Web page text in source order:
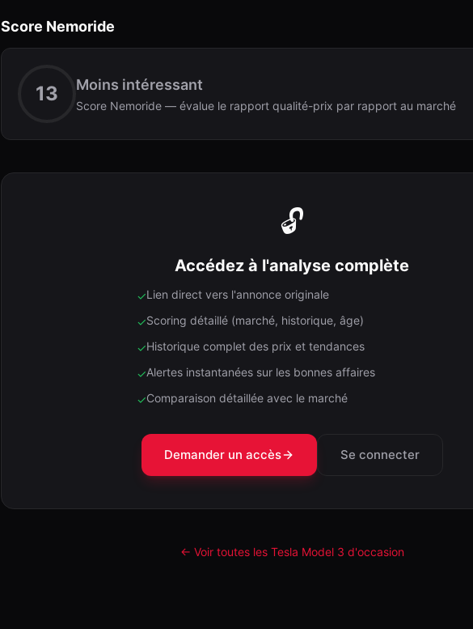
Score Nemoride
13 Moins intéressant
Score Nemoride — évalue le rapport qualité-prix par rapport au marché
🔓
Accédez à l'analyse complète
✓Lien direct vers l'annonce originale
✓Scoring détaillé (marché, historique, âge)
✓Historique complet des prix et tendances
✓Alertes instantanées sur les bonnes affaires
✓Comparaison détaillée avec le marché
Demander un accès Se connecter
← Voir toutes les Tesla Model 3 d'occasion